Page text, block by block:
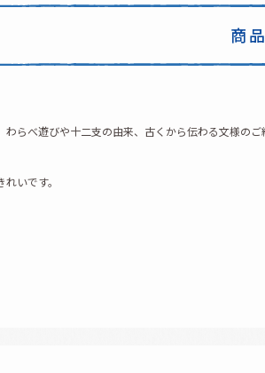
商
らべ遊びや十二支の由来、古くから伝わる文様の
いです。